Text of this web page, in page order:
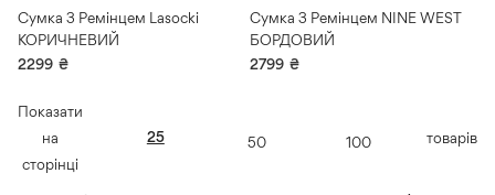
Сумка З Ремінцем Lasocki
КОРИЧНЕВИЙ
2299 ₴
Сумка З Ремінцем NINE WEST
БОРДОВИЙ
2799 ₴
Показати
на
сторінці
25 50 100 товарів